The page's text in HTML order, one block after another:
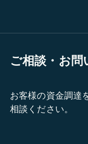
ご相談・お問
お客様の資金調達
相談ください。